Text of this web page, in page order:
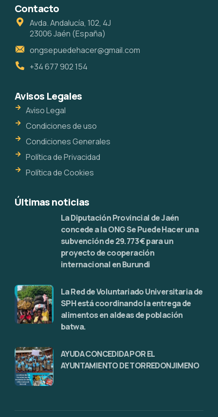
Contacto
Avda. Andalucía, 102, 4J
23006 Jaén (España)
ongsepuedehacer@gmail.com
+34 677 902 154
Avisos Legales
Aviso Legal
Condiciones de uso
Condiciones Generales
Política de Privacidad
Política de Cookies
Últimas noticias
La Diputación Provincial de Jaén
concede a la ONG Se Puede Hacer una
subvención de 29.773 € para un
proyecto de cooperación
internacional en Burundi
La Red de Voluntariado Universitaria de
SPH está coordinando la entrega de
alimentos en aldeas de población
batwa.
AYUDA CONCEDIDA POR EL
AYUNTAMIENTO DE TORREDONJIMENO